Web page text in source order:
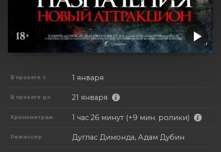
В прокате с 1 января
В прокате до 21 января
Хронометраж 1 час 26 минут (+9 мин. ролики)
Режиссер Дуглас Димонда, Адам Дубин